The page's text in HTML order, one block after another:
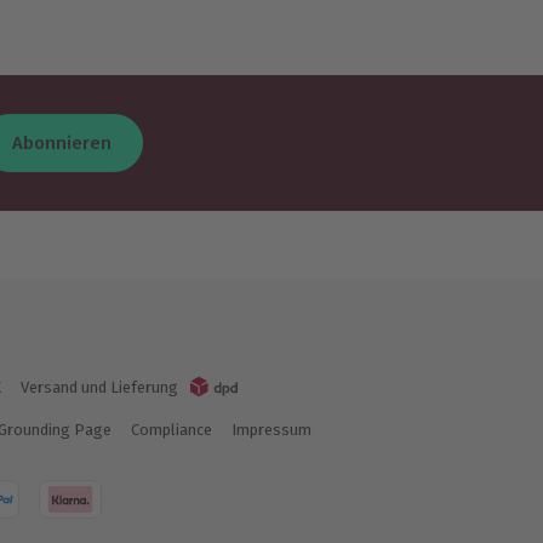
Abonnieren
Versand und Lieferung
Grounding Page Compliance Impressum